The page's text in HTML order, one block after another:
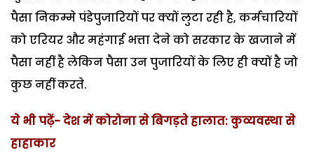
पैसा निकम्मे पंडेपुजारियों पर क्यों लुटा रही है, कर्मचारियों
को एरियर और महंगाई भत्ता देने को सरकार के खजाने में
पैसा नहीं है लेकिन पैसा उन पुजारियों के लिए ही क्यों है जो
कुछ नहीं करते.
ये भी पढ़ें- देश में कोरोना से बिगड़ते हालात: कुव्यवस्था से
हाहाकार